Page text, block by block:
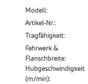
Modell:
Artikel-Nr.:
Tragfähigkeit:
Fahrwerk &
Flanschbreite:
Hubgeschwindigkeit
(m/min):